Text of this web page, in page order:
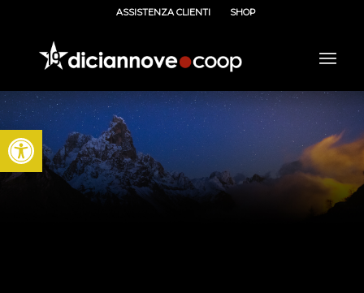
Apri la barra degli strumenti
ASSISTENZA CLIENTI SHOP